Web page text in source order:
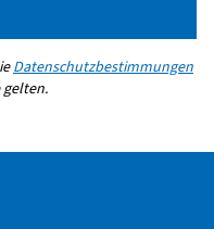
Datenschutzbestimmungen
gelten.